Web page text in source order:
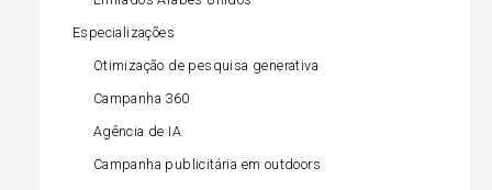
Especializações
Otimização de pesquisa generativa
Campanha 360
Agência de IA
Campanha publicitária em outdoors